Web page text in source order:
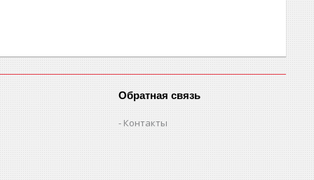
Обратная связь
Контакты